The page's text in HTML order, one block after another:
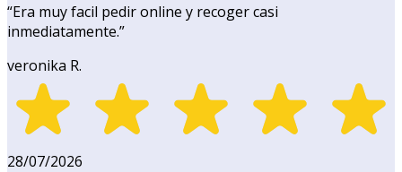
“Era muy facil pedir online y recoger casi
inmediatamente.”
veronika R.
28/07/2026